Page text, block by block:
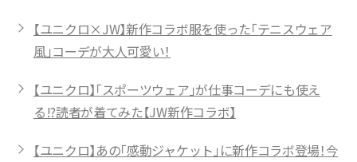
【ユニクロ×JW】新作コラボ服を使った「テニスウェア
風」コーデが大人可愛い！
【ユニクロ】「スポーツウェア」が仕事コーデにも使え
る!?読者が着てみた【JW新作コラボ】
【ユニクロ】あの「感動ジャケット」に新作コラボ登場！今